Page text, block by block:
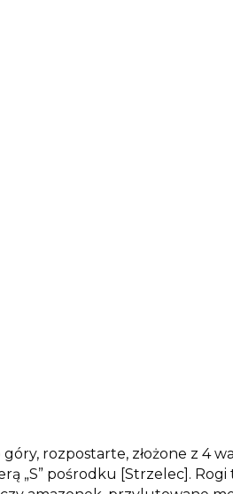
rozpostarte, złożone z 4
„S” pośrodku [Strzelec].